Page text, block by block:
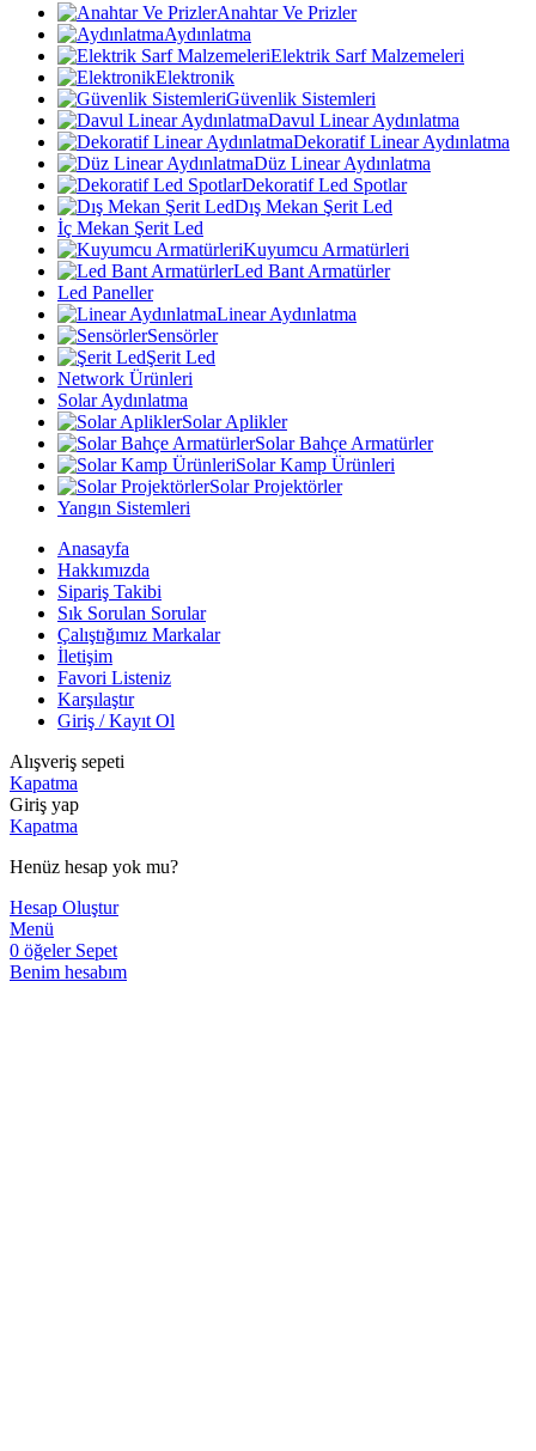
Anahtar Ve Prizler
Aydınlatma
Elektrik Sarf Malzemeleri
Elektronik
Güvenlik Sistemleri
Davul Linear Aydınlatma
Dekoratif Linear Aydınlatma
Düz Linear Aydınlatma
Dekoratif Led Spotlar
Dış Mekan Şerit Led
İç Mekan Şerit Led
Kuyumcu Armatürleri
Led Bant Armatürler
Led Paneller
Linear Aydınlatma
Sensörler
Şerit Led
Network Ürünleri
Solar Aydınlatma
Solar Aplikler
Solar Bahçe Armatürler
Solar Kamp Ürünleri
Solar Projektörler
Yangın Sistemleri
Anasayfa
Hakkımızda
Sipariş Takibi
Sık Sorulan Sorular
Çalıştığımız Markalar
İletişim
Favori Listeniz
Karşılaştır
Giriş / Kayıt Ol
Alışveriş sepeti
Kapatma
Giriş yap
Kapatma
Henüz hesap yok mu?
Hesap Oluştur
Menü
0 öğeler Sepet
Benim hesabım